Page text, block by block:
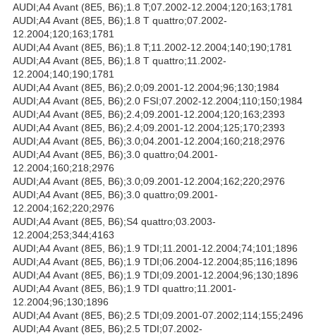
AUDI;A4 Avant (8E5, B6);1.8 T;07.2002-12.2004;120;163;1781
AUDI;A4 Avant (8E5, B6);1.8 T quattro;07.2002-
12.2004;120;163;1781
AUDI;A4 Avant (8E5, B6);1.8 T;11.2002-12.2004;140;190;1781
AUDI;A4 Avant (8E5, B6);1.8 T quattro;11.2002-
12.2004;140;190;1781
AUDI;A4 Avant (8E5, B6);2.0;09.2001-12.2004;96;130;1984
AUDI;A4 Avant (8E5, B6);2.0 FSI;07.2002-12.2004;110;150;1984
AUDI;A4 Avant (8E5, B6);2.4;09.2001-12.2004;120;163;2393
AUDI;A4 Avant (8E5, B6);2.4;09.2001-12.2004;125;170;2393
AUDI;A4 Avant (8E5, B6);3.0;04.2001-12.2004;160;218;2976
AUDI;A4 Avant (8E5, B6);3.0 quattro;04.2001-
12.2004;160;218;2976
AUDI;A4 Avant (8E5, B6);3.0;09.2001-12.2004;162;220;2976
AUDI;A4 Avant (8E5, B6);3.0 quattro;09.2001-
12.2004;162;220;2976
AUDI;A4 Avant (8E5, B6);S4 quattro;03.2003-
12.2004;253;344;4163
AUDI;A4 Avant (8E5, B6);1.9 TDI;11.2001-12.2004;74;101;1896
AUDI;A4 Avant (8E5, B6);1.9 TDI;06.2004-12.2004;85;116;1896
AUDI;A4 Avant (8E5, B6);1.9 TDI;09.2001-12.2004;96;130;1896
AUDI;A4 Avant (8E5, B6);1.9 TDI quattro;11.2001-
12.2004;96;130;1896
AUDI;A4 Avant (8E5, B6);2.5 TDI;09.2001-07.2002;114;155;2496
AUDI;A4 Avant (8E5, B6);2.5 TDI;07.2002-